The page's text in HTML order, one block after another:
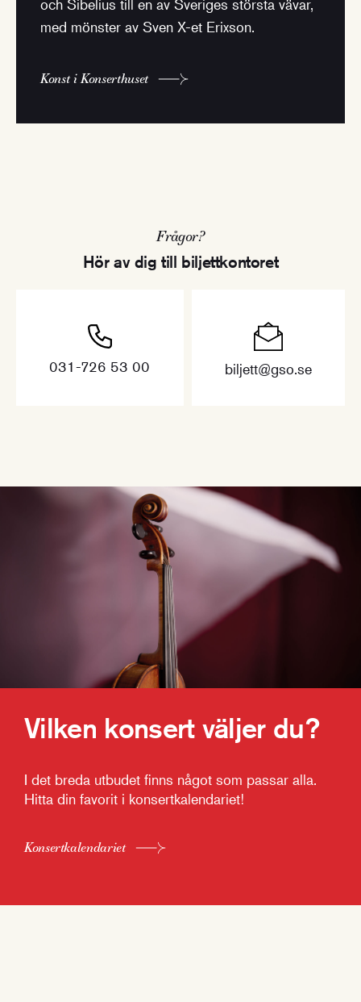
och Sibelius till en av Sveriges största vävar,
med mönster av Sven X-et Erixson.
Konst i Konserthuset
Frågor?
Hör av dig till biljettkontoret
031-726 53 00 biljett@gso.se
Vilken konsert väljer du?
I det breda utbudet finns något som passar alla.
Hitta din favorit i konsertkalendariet!
Konsertkalendariet